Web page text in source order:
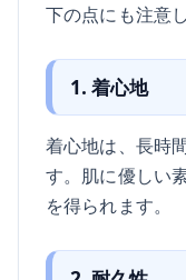
下の点にも注意
1. 着心地
着心地は、長時
す。肌に優しい
を得られます。